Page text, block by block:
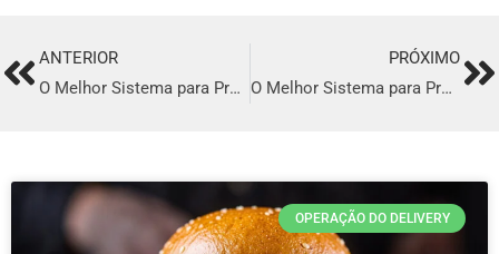
PrevANTERIOR
O Melhor Sistema para Profissionalizar o seu Delivery em Três Lagoas
PRÓXIMO
O Melhor Sistema para Profissionalizar o seu Delivery em Itatiba
OPERAÇÃO DO DELIVERY